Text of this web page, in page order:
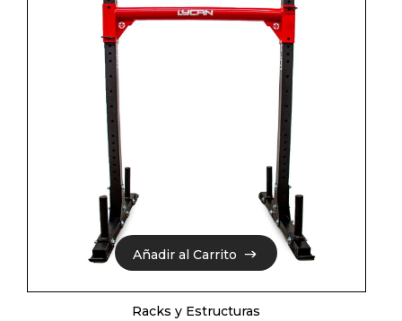
Añadir al Carrito
Añadir al Carrito
Racks y Estructuras